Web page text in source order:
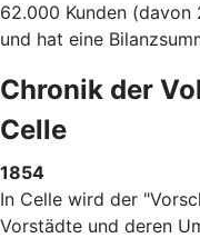
62.000 Kunden
und hat eine
Chronik der
Celle
1854
In Celle wird der
Vorstädte und deren